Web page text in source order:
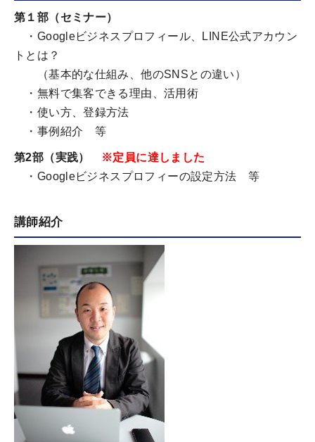
第１部（セミナー）
・Googleビジネスプロフィール、LINE公式アカウン
トとは？
（基本的な仕組み、他のSNSとの違い）
・無料で集客できる理由、活用術
・使い方、登録方法
・事例紹介 等
第2部（実践）
※定員に達しました
・Googleビジネスプロフィーの設定方法 等
講師紹介